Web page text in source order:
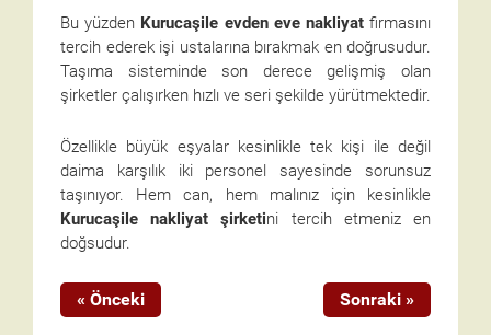
Bu yüzden Kurucaşile evden eve nakliyatfirmasını
tercih ederek işi ustalarına bırakmak en doğrusudur.
Taşıma sisteminde son derece gelişmiş olan
şirketler çalışırken hızlı ve seri şekilde yürütmektedir.
Özellikle büyük eşyalar kesinlikle tek kişi ile değil
daima karşılık iki personel sayesinde sorunsuz
taşınıyor. Hem can, hem malınız için kesinlikle
Kurucaşile nakliyat şirketini tercih etmeniz en
doğsudur.
« Önceki Sonraki »